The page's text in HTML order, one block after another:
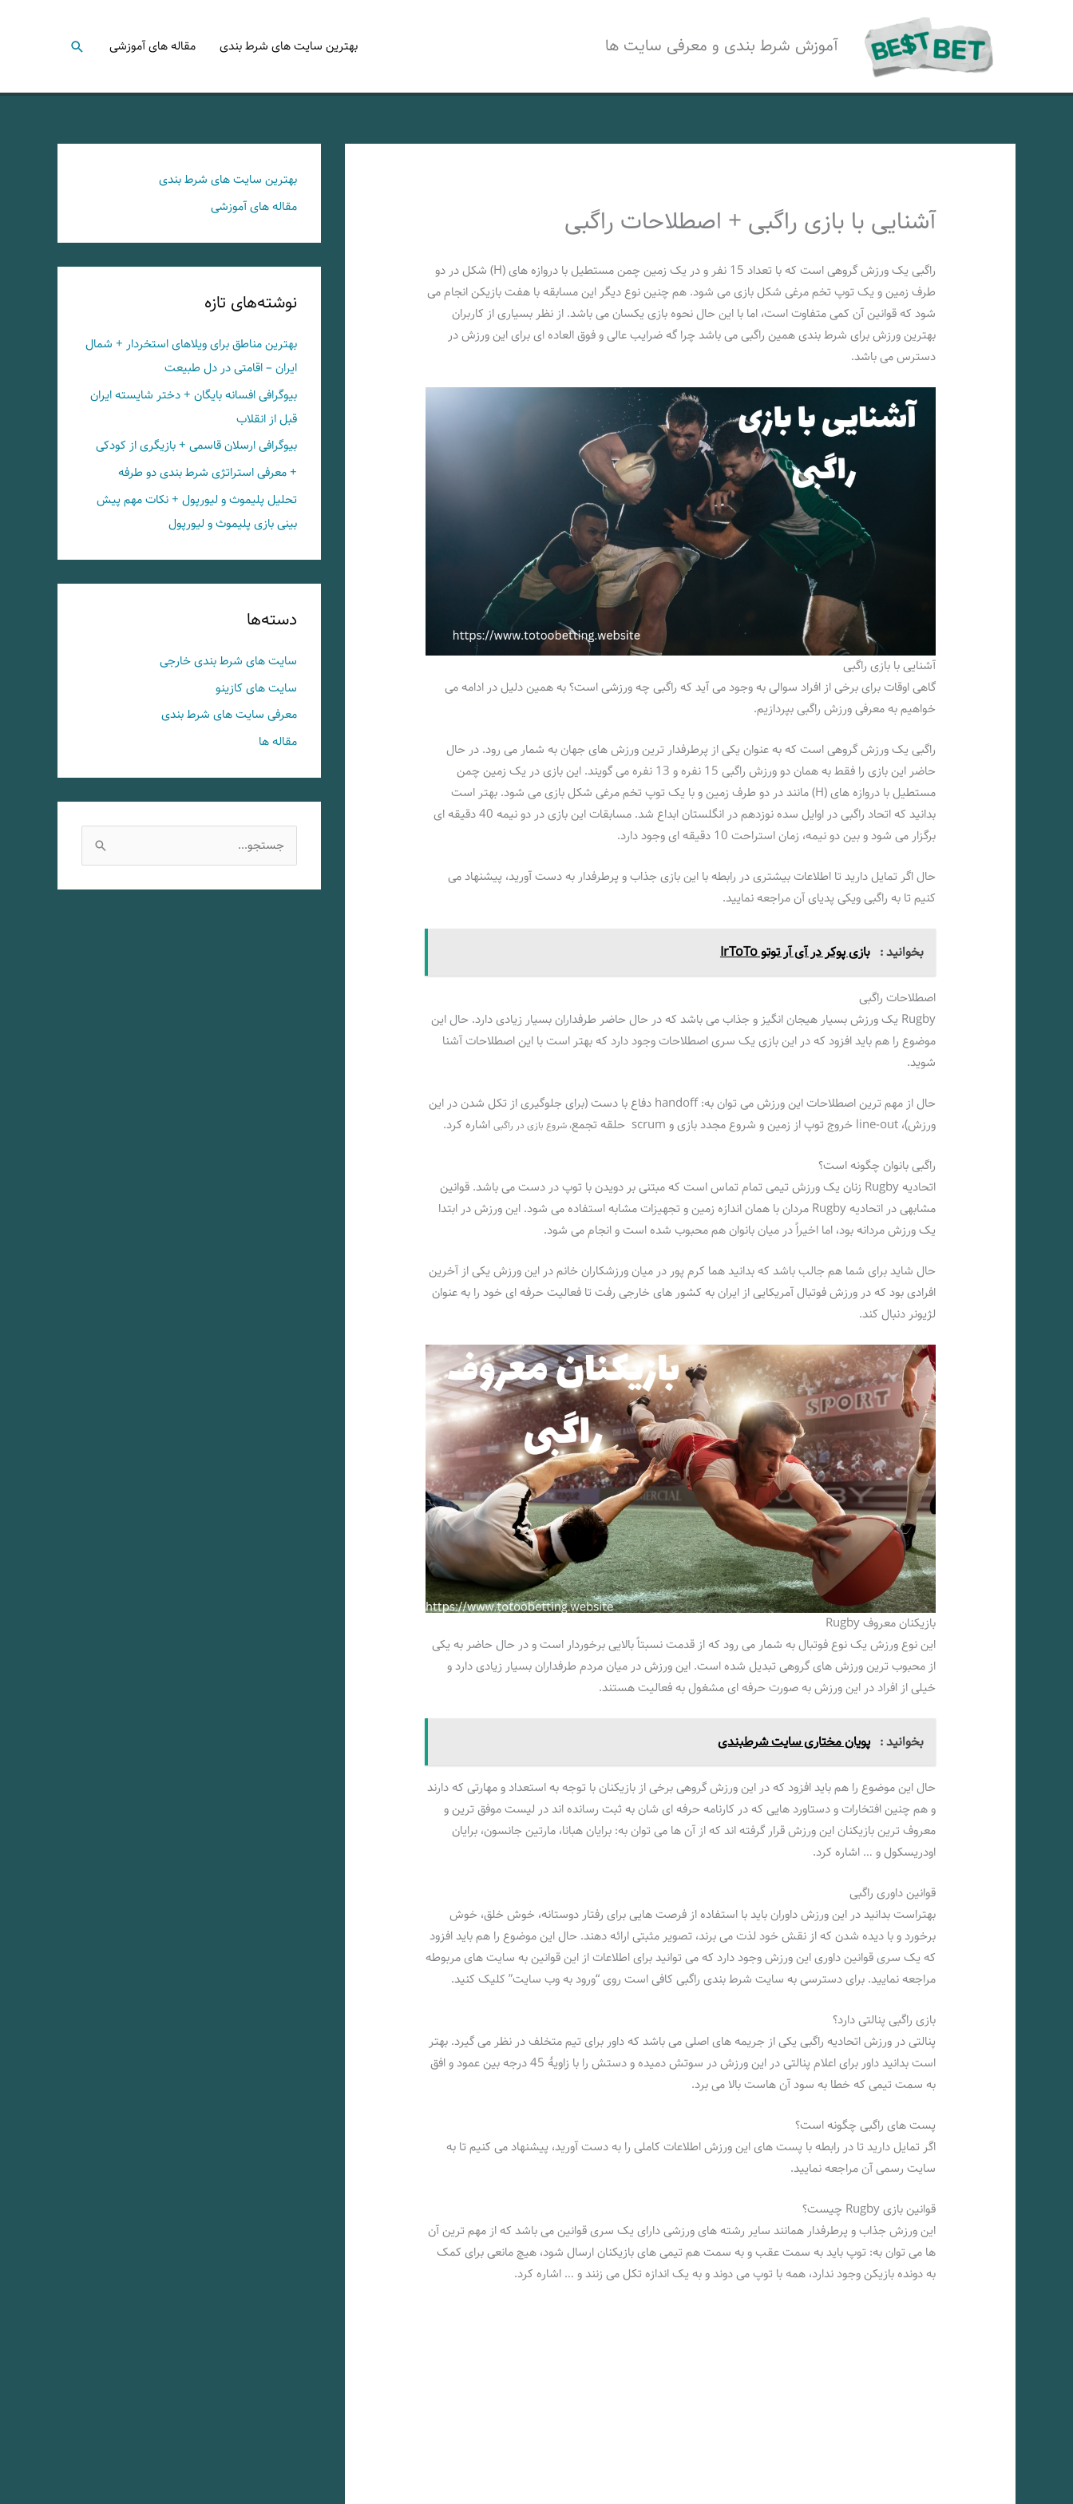
آموزش شرط بندی و معرفی سایت ها بهترین سایت های شرط بندی مقاله های آموزشی جستجو
آشنایی با بازی راگبی + اصطلاحات راگبی
راگبی یک ورزش گروهی است که با تعداد 15 نفر و در یک زمین چمن مستطیل با دروازه های (H) شکل در دو
طرف زمین و یک توپ تخم مرغی شکل بازی می شود. هم چنین نوع دیگر این مسابقه با هفت بازیکن انجام می
شود که قوانین آن کمی متفاوت است، اما با این حال نحوه بازی یکسان می باشد. از نظر بسیاری از کاربران
بهترین ورزش برای شرط بندی همین راگبی می باشد چرا گه ضرایب عالی و فوق العاده ای برای این ورزش در
دسترس می باشد.
آشنایی با بازی راگبی
گاهی اوقات برای برخی از افراد سوالی به وجود می آید که راگبی چه ورزشی است؟ به همین دلیل در ادامه می
خواهیم به معرفی ورزش راگبی بپردازیم.
راگبی یک ورزش گروهی است که به عنوان یکی از پرطرفدار ترین ورزش های جهان به شمار می رود. در حال
حاضر این بازی را فقط به همان دو ورزش راگبی 15 نفره و 13 نفره می گویند. این بازی در یک زمین چمن
مستطیل با دروازه‌ های (H) مانند در دو طرف زمین و با یک توپ تخم مرغی شکل بازی می‌ شود. بهتر است
بدانید که اتحاد راگبی در اوایل سده نوزدهم در انگلستان ابداع شد. مسابقات این بازی در دو نیمه 40 دقیقه ای
برگزار می شود و بین دو نیمه، زمان استراحت 10 دقیقه ای وجود دارد.
حال اگر تمایل دارید تا اطلاعات بیشتری در رابطه با این بازی جذاب و پرطرفدار به دست آورید، پیشنهاد می‌
کنیم تا به راگبی ویکی پدیای آن مراجعه نمایید.
بخوانید : بازی پوکر در آی آر توتو IrToTo
اصطلاحات راگبی
Rugby یک ورزش بسیار هیجان انگیز و جذاب می‌ باشد که در حال حاضر طرفداران بسیار زیادی دارد. حال این
موضوع را هم باید افزود که در این بازی یک سری اصطلاحات وجود دارد که بهتر است با این اصطلاحات آشنا
شوید.
حال از مهم‌ ترین اصطلاحات این ورزش می‌ توان به: handoff دفاع با دست (برای جلوگیری از تکل شدن در این
ورزش)، line-out خروج توپ از زمین و شروع مجدد بازی و scrum حلقه تجمع
، شروع بازی در راگبی اشاره کرد.
راگبی بانوان چگونه است؟
اتحادیه Rugby زنان یک ورزش تیمی تمام تماس است که مبتنی بر دویدن با توپ در دست می باشد. قوانین
مشابهی در اتحادیه Rugby مردان با همان اندازه زمین و تجهیزات مشابه استفاده می شود. این ورزش در ابتدا
یک ورزش مردانه بود، اما اخیراً در میان بانوان هم محبوب شده است و انجام می شود.
حال شاید برای شما هم جالب باشد که بدانید هما کرم پور در میان ورزشکاران خانم در این ورزش یکی از آخرین
افرادی بود که در ورزش فوتبال آمریکایی از ایران به کشور های خارجی رفت تا فعالیت حرفه ای خود را به عنوان
لژیونر دنبال کند.
بازیکنان معروف Rugby
این نوع ورزش یک نوع فوتبال به شمار می‌ رود که از قدمت نسبتاً بالایی برخوردار است و در حال حاضر به یکی
از محبوب‌ ترین ورزش‌ های گروهی تبدیل شده است. این ورزش در میان مردم طرفداران بسیار زیادی دارد و
خیلی از افراد در این ورزش به صورت حرفه‌ ای مشغول به فعالیت هستند.
بخوانید : پویان مختاری سایت شرطبندی
حال این موضوع را هم باید افزود که در این ورزش گروهی برخی از بازیکنان با توجه به استعداد و مهارتی که دارند
و هم چنین افتخارات و دستاورد هایی که در کارنامه حرفه‌ ای شان به ثبت رسانده اند در لیست موفق ترین و
معروف ترین بازیکنان این ورزش قرار گرفته اند که از آن ها می توان به: برایان هبانا، مارتین جانسون، برایان
اودریسکول و … اشاره کرد.
قوانین داوری راگبی
بهتراست بدانید در این ورزش داوران باید با استفاده از فرصت هایی برای رفتار دوستانه، خوش خلق، خوش
برخورد و با دیده شدن که از نقش خود لذت می برند، تصویر مثبتی ارائه دهند. حال این موضوع را هم باید افزود
که یک سری قوانین داوری این ورزش وجود دارد که می توانید برای اطلاعات از این قوانین به سایت های مربوطه
مراجعه نمایید. برای دسترسی به سایت شرط بندی راگبی کافی است روی “ورود به وب سایت” کلیک کنید.
بازی راگبی پنالتی دارد؟
پنالتی در ورزش اتحادیه راگبی یکی از جریمه‌ های اصلی می باشد که داور برای تیم متخلف در نظر می‌ گیرد. بهتر
است بدانید داور برای اعلام پنالتی در این ورزش در سوتش دمیده و دستش را با زاویهٔ 45 درجه بین عمود و افق
به سمت تیمی که خطا به سود آن هاست بالا می‌ برد.
پست های راگبی چگونه است؟
اگر تمایل دارید تا در رابطه با پست‌ های این ورزش اطلاعات کاملی را به دست آورید، پیشنهاد می‌ کنیم تا به
سایت رسمی آن مراجعه نمایید.
قوانین بازی Rugby چیست؟
این ورزش جذاب و پرطرفدار همانند سایر رشته‌ های ورزشی دارای یک سری قوانین می‌ باشد که از مهم ترین آن
ها می‌ توان به: توپ باید به سمت عقب و به سمت هم تیمی های بازیکنان ارسال شود، هیچ مانعی برای کمک
به دونده بازیکن وجود ندارد، همه با توپ می دوند و به یک اندازه تکل می زنند و … اشاره کرد.
بهترین سایت های شرط بندی
مقاله های آموزشی
نوشته‌های تازه
بهترین مناطق برای ویلاهای استخردار + شمال
ایران – اقامتی در دل طبیعت
بیوگرافی افسانه بایگان + دختر شایسته ایران
قبل از انقلاب
بیوگرافی ارسلان قاسمی + بازیگری از کودکی
+ معرفی استراتژی شرط بندی دو طرفه
تحلیل پلیموث و لیورپول + نکات مهم پیش
بینی بازی پلیموث و لیورپول
دسته‌ها
سایت های شرط بندی خارجی
سایت های کازینو
معرفی سایت های شرط بندی
مقاله ها
س
ت